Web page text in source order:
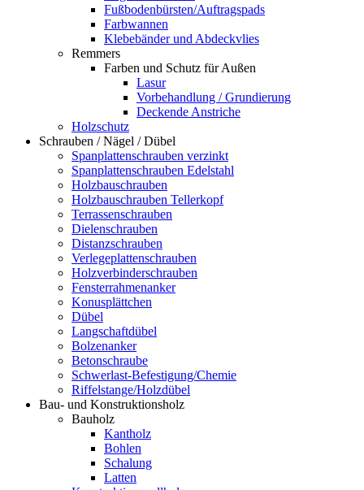
Fußbodenbürsten/Auftragspads
Farbwannen
Klebebänder und Abdeckvlies
Remmers
Farben und Schutz für Außen
Lasur
Vorbehandlung / Grundierung
Deckende Anstriche
Holzschutz
Schrauben / Nägel / Dübel
Spanplattenschrauben verzinkt
Spanplattenschrauben Edelstahl
Holzbauschrauben
Holzbauschrauben Tellerkopf
Terrassenschrauben
Dielenschrauben
Distanzschrauben
Verlegeplattenschrauben
Holzverbinderschrauben
Fensterrahmenanker
Konusplättchen
Dübel
Langschaftdübel
Bolzenanker
Betonschraube
Schwerlast-Befestigung/Chemie
Riffelstange/Holzdübel
Bau- und Konstruktionsholz
Bauholz
Kantholz
Bohlen
Schalung
Latten